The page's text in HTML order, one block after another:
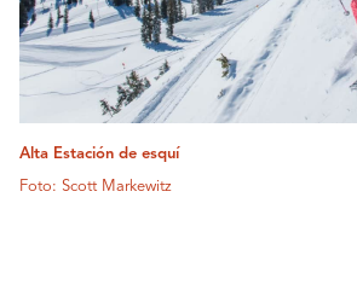
Alta Estación de esquí
Foto: Scott Markewitz